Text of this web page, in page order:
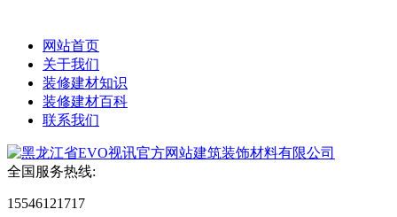
网站首页
关于我们
装修建材知识
装修建材百科
联系我们
全国服务热线:
15546121717